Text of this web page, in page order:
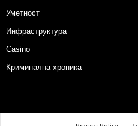
Уметност
Инфраструктура
Casino
Криминална хроника